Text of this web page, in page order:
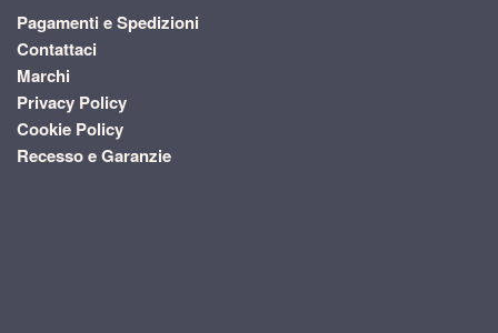
Pagamenti e Spedizioni
Contattaci
Marchi
Privacy Policy
Cookie Policy
Recesso e Garanzie